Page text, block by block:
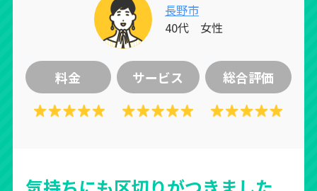
長野市
40代 女性
料金 サービス 総合評価